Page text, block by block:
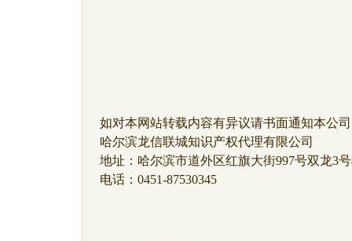
如对本网站转载内容有异议请书面通知本公司
哈尔滨龙信联城知识产权代理有限公司
地址：哈尔滨市道外区红旗大街997号双龙3
电话：0451-87530345